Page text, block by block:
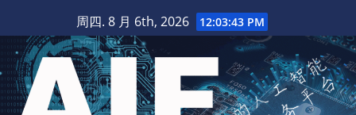
至
内
容
周四. 8 月 6th, 2026 12:03:44 PM